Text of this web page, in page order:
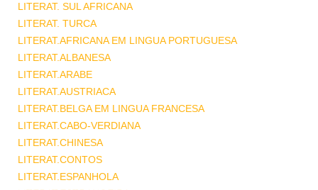
LITERAT. SUL AFRICANA
LITERAT. TURCA
LITERAT.AFRICANA EM LINGUA PORTUGUESA
LITERAT.ALBANESA
LITERAT.ARABE
LITERAT.AUSTRIACA
LITERAT.BELGA EM LINGUA FRANCESA
LITERAT.CABO-VERDIANA
LITERAT.CHINESA
LITERAT.CONTOS
LITERAT.ESPANHOLA